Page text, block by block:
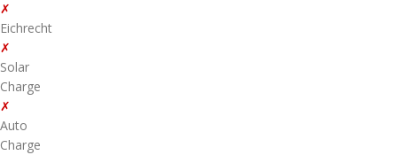
✗
Eichrecht
✗
Solar
Charge
✗
Auto
Charge